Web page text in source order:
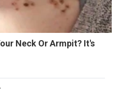
Neck Or Armpit? It's